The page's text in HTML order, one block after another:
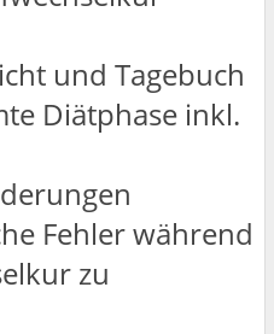
und Tagebuch
Diätphase inkl.
Fehler während
zu